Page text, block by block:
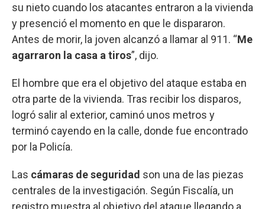
su nieto cuando los atacantes entraron a la vivienda
y presenció el momento en que le dispararon.
Antes de morir, la joven alcanzó a llamar al 911. “Me
agarraron la casa a tiros”, dijo.
El hombre que era el objetivo del ataque estaba en
otra parte de la vivienda. Tras recibir los disparos,
logró salir al exterior, caminó unos metros y
terminó cayendo en la calle, donde fue encontrado
por la Policía.
Las cámaras de seguridad son una de las piezas
centrales de la investigación. Según Fiscalía, un
registro muestra al objetivo del ataque llegando a